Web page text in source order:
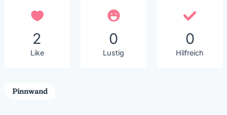
2
Like
0
Lustig
0
Hilfreich
Pinnwand